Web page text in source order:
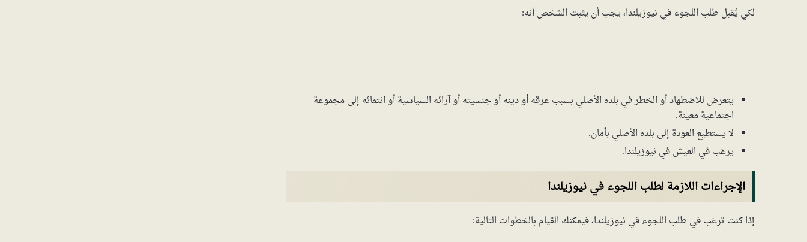
لكي يُقبل طلب اللجوء في نيوزيلندا، يجب أن يثبت الشخص أنه:
يتعرض للاضطهاد أو الخطر في بلده الأصلي بسبب عرقه أو دينه أو جنسيته أو آرائه السياسية أو انتمائه إلى مجموعة
اجتماعية معينة.
لا يستطيع العودة إلى بلده الأصلي بأمان.
يرغب في العيش في نيوزيلندا.
الإجراءات اللازمة لطلب اللجوء في نيوزيلندا
إذا كنت ترغب في طلب اللجوء في نيوزيلندا، فيمكنك القيام بالخطوات التالية: